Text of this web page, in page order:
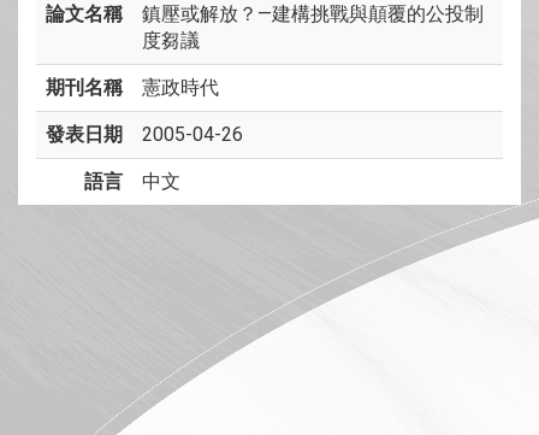
論文名稱
鎮壓或解放？—建構挑戰與顛覆的公投制
度芻議
期刊名稱 憲政時代
發表日期 2005-04-26
語言 中文